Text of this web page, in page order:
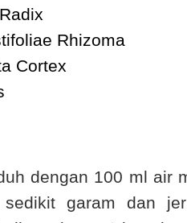
Rhizoma
Cortex
dengan 100 ml air
sedikit garam dan